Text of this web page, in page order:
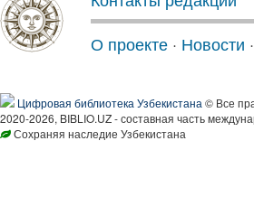
О проекте · Новости ·
Цифровая библиотека Узбекистана © Все
2020-2026, BIBLIO.UZ - составная часть
Сохраняя наследие Узбекистана